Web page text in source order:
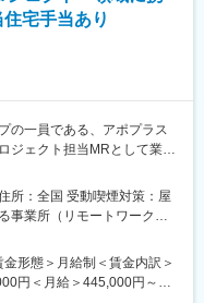
ン
保留（ご紹介できるプロジ
ございますのであらかじめ
ーの案件や最先端製品の案
的にクライアント先への転
ています。(＝将来的に医療
り重要です。1人のプロジ
約20名程度であり、相談事
内評価に基いた明確な評価
向けた目標を定めやすい環
宅手当あり
の一員である、アポプラス
ジェクト担当MRとして業務
に渡りますので、今までの
（開業医、病院）を訪問し
所：全国 受動喫煙対策：屋
事業所（リモートワーク含
形態＞月給制＜賃金内訳＞
円＜月給＞445,000円～